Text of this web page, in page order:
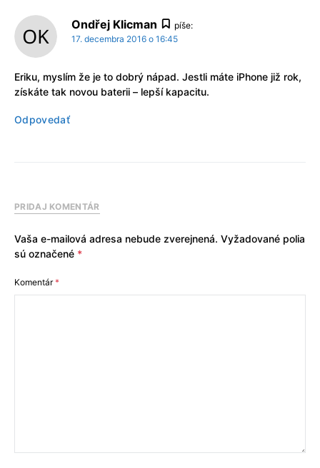
Ondřej Klicman
píše:
17. decembra 2016 o 16:45
Eriku, myslím že je to dobrý nápad. Jestli máte iPhone již rok,
získáte tak novou baterii – lepší kapacitu.
Odpovedať
PRIDAJ KOMENTÁR
Vaša e-mailová adresa nebude zverejnená. Vyžadované polia
sú označené *
Komentár*